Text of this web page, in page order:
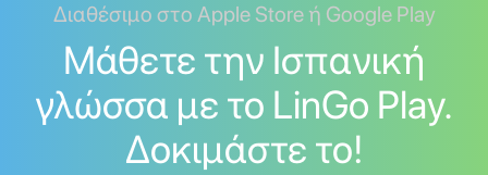
Διαθέσιμο στο Apple Store ή Google Play
Μάθετε την Ισπανική
γλώσσα με το LinGo Play.
Δοκιμάστε το!